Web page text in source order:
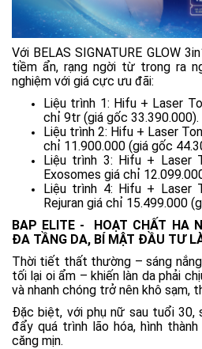
Với BELAS SIGNATURE GLOW
tiềm ẩn, rạng ngời từ trong ra
nghiệm với giá cực ưu đãi:
Liệu trình 1: Hifu + Laser
chỉ 9tr (giá gốc 33.390.000).
Liệu trình 2: Hifu + Laser
chỉ 11.900.000 (giá gốc
Liệu trình 3: Hifu + Laser
Exosomes giá chỉ
Liệu trình 4: Hifu + Laser
Rejuran giá chỉ 15.499.000
BAP ELITE - HOẠT CHẤT HA
ĐA TẦNG DA, BÍ MẬT ĐẦU TƯ
Thời tiết thất thường – sáng
tối lại oi ẩm – khiến làn da phải
và nhanh chóng trở nên khô sạm,
Đặc biệt, với phụ nữ sau tuổi
đẩy quá trình lão hóa, hình
căng mịn.